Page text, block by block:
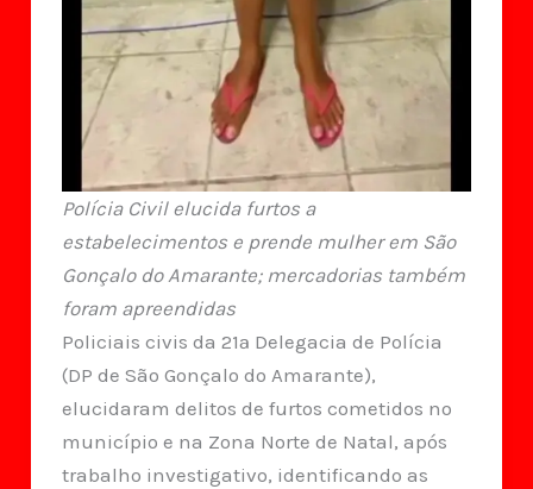
Polícia Civil elucida furtos a
estabelecimentos e prende mulher em São
Gonçalo do Amarante; mercadorias também
foram apreendidas
Policiais civis da 21ª Delegacia de Polícia
(DP de São Gonçalo do Amarante),
elucidaram delitos de furtos cometidos no
município e na Zona Norte de Natal, após
trabalho investigativo, identificando as